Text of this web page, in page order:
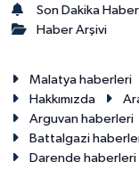
Son Dakika
Haber Arşivi
Malatya haberleri
Hakkımızda
Arguvan haberleri
Battalgazi
Darende haberleri